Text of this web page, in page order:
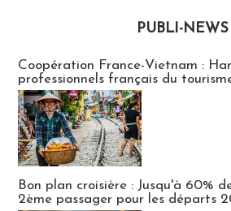
PUBLI-NEWS
Coopération France-Vietnam :
professionnels français du
Bon plan croisière : Jusqu'à 60%
2ème passager pour les départs